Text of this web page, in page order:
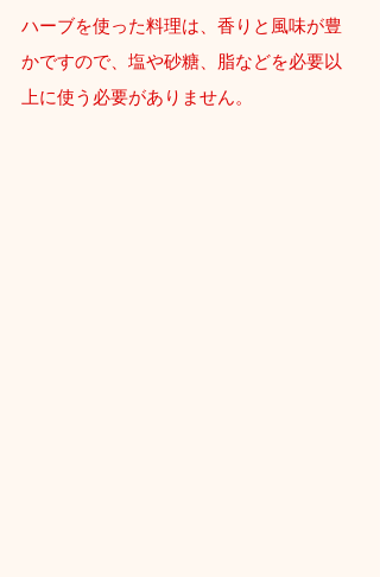
ハーブを使った料理は、香りと風味が豊
かですので、塩や砂糖、脂などを必要以
上に使う必要がありません。